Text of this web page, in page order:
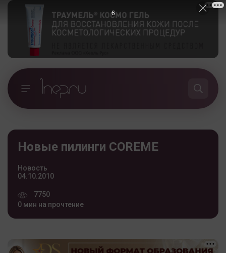
Новые пилинги COREME
Новость
04.10.2010
7750
0 мин на прочтение
5